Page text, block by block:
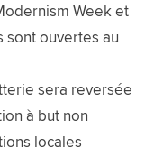
Week et
sont ouvertes au
sera reversée
à but non
locales